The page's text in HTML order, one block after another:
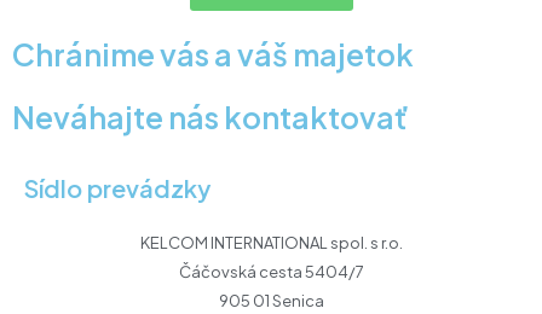
Chránime vás a váš majetok
Neváhajte nás kontaktovať
Sídlo prevádzky
KELCOM INTERNATIONAL spol. s r.o.
Čáčovská cesta 5404/7
905 01 Senica